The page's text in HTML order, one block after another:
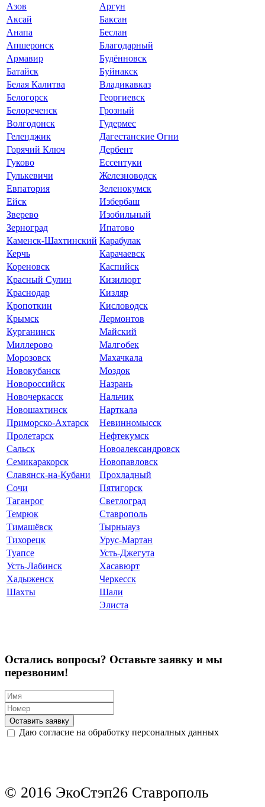
Азов
Аргун
Аксай
Баксан
Анапа
Беслан
Апшеронск
Благодарный
Армавир
Будённовск
Батайск
Буйнакск
Белая Калитва
Владикавказ
Белогорск
Георгиевск
Белореченск
Грозный
Волгодонск
Гудермес
Геленджик
Дагестанские Огни
Горячий Ключ
Дербент
Гуково
Ессентуки
Гулькевичи
Железноводск
Евпатория
Зеленокумск
Ейск
Избербаш
Зверево
Изобильный
Зерноград
Ипатово
Каменск-Шахтинский Карабулак
Керчь
Карачаевск
Кореновск
Каспийск
Красный Сулин
Кизилюрт
Краснодар
Кизляр
Кропоткин
Кисловодск
Крымск
Лермонтов
Курганинск
Майский
Миллерово
Малгобек
Морозовск
Махачкала
Новокубанск
Моздок
Новороссийск
Назрань
Новочеркасск
Нальчик
Новошахтинск
Нарткала
Приморско-Ахтарск
Невинномысск
Пролетарск
Нефтекумск
Сальск
Новоалександровск
Семикаракорск
Новопавловск
Славянск-на-Кубани
Прохладный
Сочи
Пятигорск
Таганрог
Светлоград
Темрюк
Ставрополь
Тимашёвск
Тырныауз
Тихорецк
Урус-Мартан
Туапсе
Усть-Джегута
Усть-Лабинск
Хасавюрт
Хадыженск
Черкесск
Шахты
Шали
Элиста
Остались вопросы? Оставьте заявку и мы
перезвоним!
Оставить заявку
Даю согласие на обработку персоналных данных
© 2016 ЭкоСтэп26 Ставрополь